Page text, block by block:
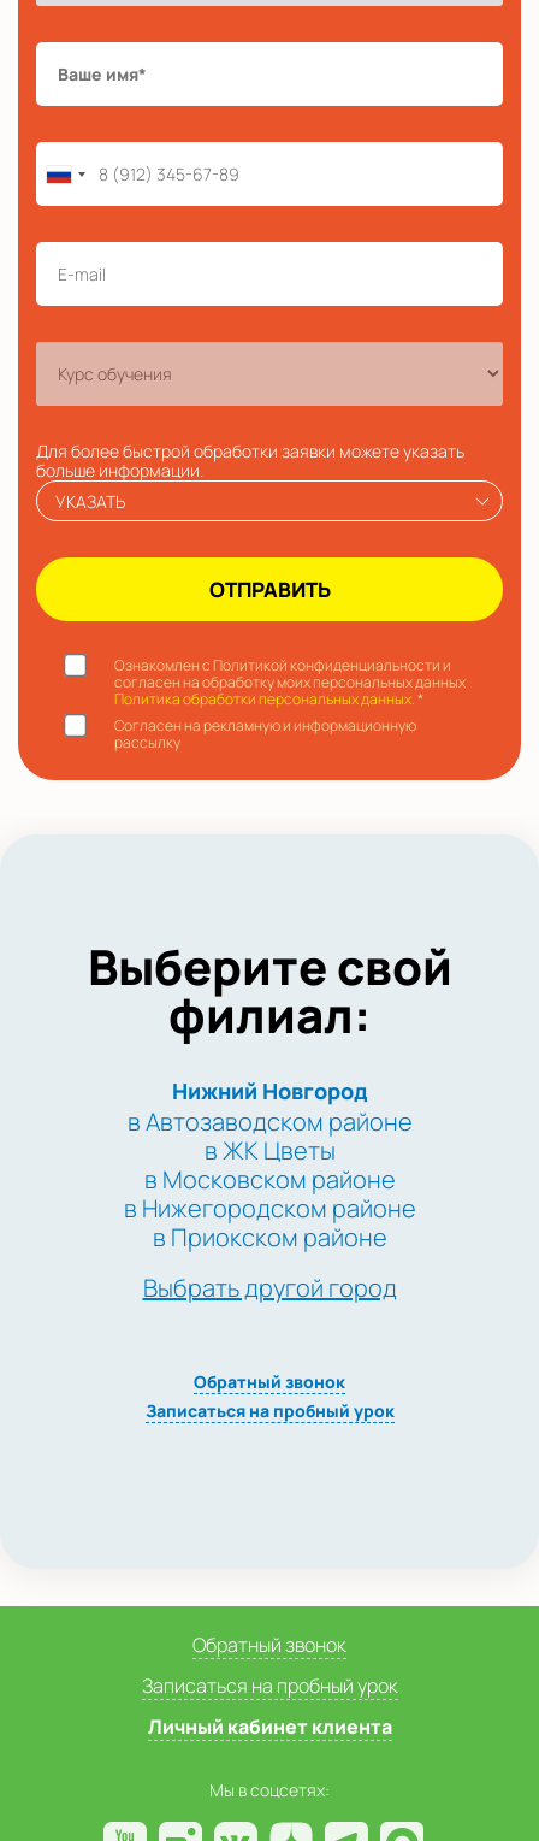
Для более быстрой обработки заявки можете указать
больше информации.
УКАЗАТЬ
Ознакомлен с Политикой конфиденциальности и
согласен на обработку моих персональных данных
Политика обработки персональных данных.*
Согласен на рекламную и информационную
рассылку
Выберите свой
филиал:
Нижний Новгород
в Автозаводском районе
в ЖК Цветы
в Московском районе
в Нижегородском районе
в Приокском районе
Выбрать другой город
Обратный звонок
Записаться на пробный урок
Обратный звонок
Записаться на пробный урок
Личный кабинет клиента
Мы в соцсетях: